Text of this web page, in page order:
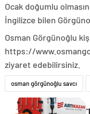
Ocak doğumlu
İngilizce bilen
Osman Görgünoğlu
https://
ziyaret edebilirsiniz.
osman görgünoğlu savcı